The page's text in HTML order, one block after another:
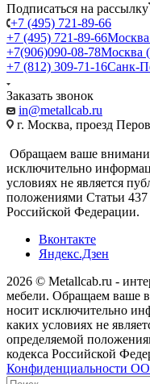
Подписаться на рассылку
+7 (495) 721-89-66
+7 (495) 721-89-66
+7(906)090-08-78Москва
+7 (812) 309-71-16Санк-
Заказать звонок
in@metallcab.ru
г. Москва, проезд
Обращаем ваше
исключительно
условиях не является
положениями Статьи 437
Российской Федерации.
Вконтакте
Яндекс.Дзен
2026 © Metallcab.ru -
мебели. Обращаем ваше
носит исключительно
каких условиях не
определяемой
кодекса Российской
Конфиденциальности